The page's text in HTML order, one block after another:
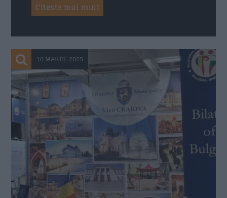
Citeste mai mult
10 MARTIE 2025